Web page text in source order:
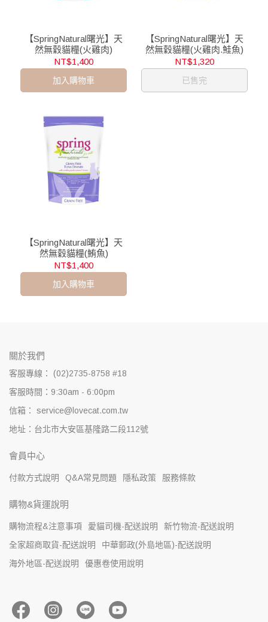
【SpringNatural曙光】天
然無穀貓糧(火雞肉)
NT$1,400
加入購物車
【SpringNatural曙光】天
然無穀貓糧(火雞肉.鮭魚)
NT$1,320
已售完
【SpringNatural曙光】天
然無穀貓糧(鮪魚)
NT$1,400
加入購物車
關於我們
客服專線： (02)2735-8758 #18
客服時間：9:30am - 6:00pm
信箱： service@lovecat.com.tw
地址：台北市大安區基隆路二段112號
會員中心
付款方式說明 Q&A常見問題 隱私政策 服務條款
購物&貨運說明
購物流程&注意事項 愛貓司機-配送說明
新竹物流-配送說明
全家超商取貨-配送說明
中華郵政(外島地區)-配送說明
海外地區-配送說明
優惠卷使用說明